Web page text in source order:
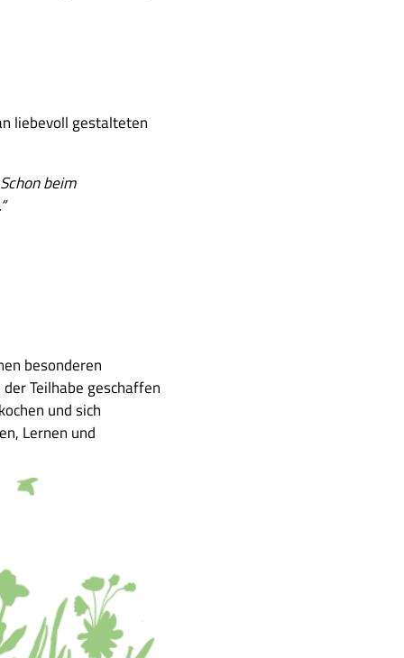
liebevoll gestalteten
beim
besonderen
Teilhabe geschaffen
und sich
Lernen und